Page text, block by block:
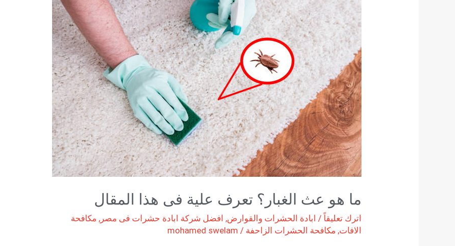
ما هو عث الغبار؟ تعرف علية فى هذا المقال
اترك تعليقاً / ابادة الحشرات والقوارض, افضل شركة ابادة حشرات فى مصر, مكافحة
الافات, مكافحة الحشرات الزاحفة /
mohamed swelam
الغبار؟
تعرف
علية
فى
هذا
المقال